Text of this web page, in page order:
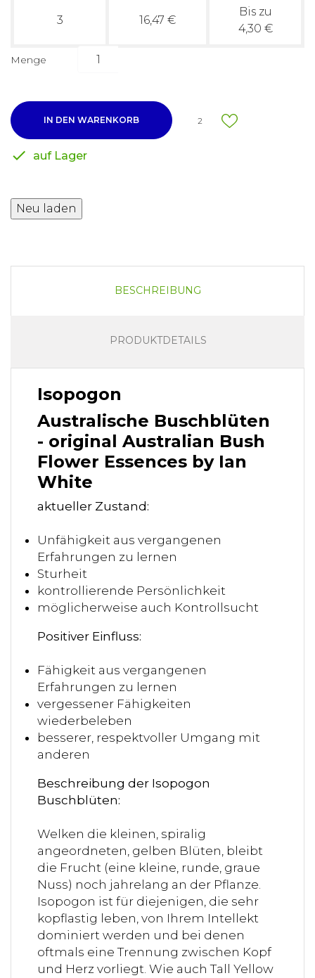
3 16,47 €
Bis zu
4,30 €
Menge
IN DEN WARENKORB 2
 auf Lager
BESCHREIBUNG
PRODUKTDETAILS
Isopogon
Australische Buschblüten
- original Australian Bush
Flower Essences by Ian
White
aktueller Zustand:
Unfähigkeit aus vergangenen
Erfahrungen zu lernen
Sturheit
kontrollierende Persönlichkeit
möglicherweise auch Kontrollsucht
Positiver Einfluss:
Fähigkeit aus vergangenen
Erfahrungen zu lernen
vergessener Fähigkeiten
wiederbeleben
besserer, respektvoller Umgang mit
anderen
Beschreibung der Isopogon
Buschblüten:
Welken die kleinen, spiralig
angeordneten, gelben Blüten, bleibt
die Frucht (eine kleine, runde, graue
Nuss) noch jahrelang an der Pflanze.
Isopogon ist für diejenigen, die sehr
kopflastig leben, von Ihrem Intellekt
dominiert werden und bei denen
oftmals eine Trennung zwischen Kopf
und Herz vorliegt. Wie auch Tall Yellow